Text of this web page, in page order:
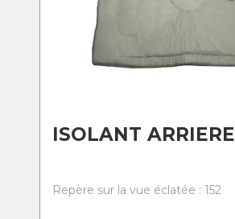
ISOLANT ARRIERE
Repère sur la vue éclatée : 152